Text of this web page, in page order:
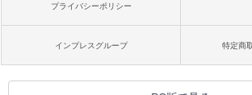
プライバシーポリシー
インプレスグループ 特定商